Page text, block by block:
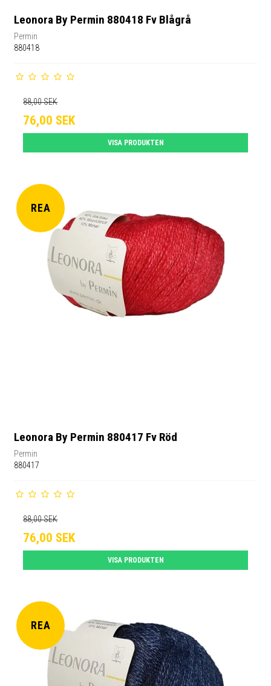
Leonora By Permin 880418 Fv Blågrå
Permin
880418
88,00 SEK
76,00 SEK
VISA PRODUKTEN
REA
Leonora By Permin 880417 Fv Röd
Permin
880417
88,00 SEK
76,00 SEK
VISA PRODUKTEN
REA